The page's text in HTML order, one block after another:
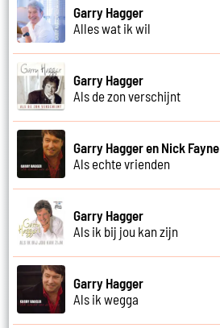
Garry Hagger
Alles wat ik wil
Garry Hagger
Als de zon verschijnt
Garry Hagger en Nick Fayne
Als echte vrienden
Garry Hagger
Als ik bij jou kan zijn
Garry Hagger
Als ik wegga